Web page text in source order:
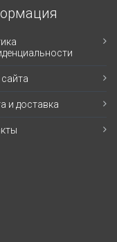
и доставка